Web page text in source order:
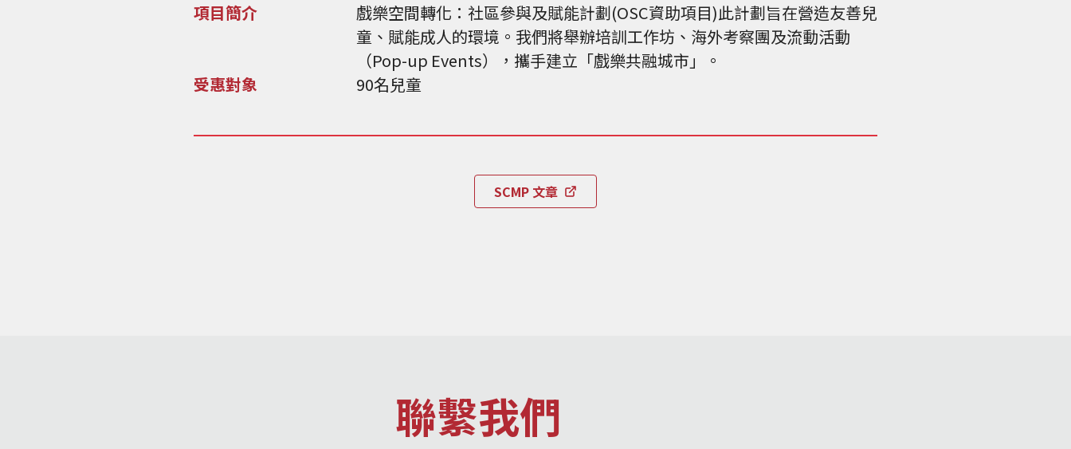
項目簡介
戲樂空間轉化：社區參與及賦能計劃(OSC資助項目)此計劃旨在營造友善兒
童、賦能成人的環境。我們將舉辦培訓工作坊、海外考察團及流動活動
（Pop-up Events），攜手建立「戲樂共融城市」。
受惠對象
90名兒童
SCMP 文章
聯繫我們